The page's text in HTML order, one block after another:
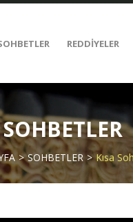
REDDİYELER
SOHBETLER
SOHBETLER Kısa